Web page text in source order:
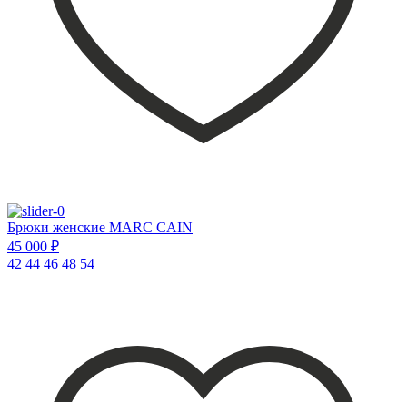
Брюки женские MARC CAIN
45 000 ₽
42 44 46 48 54